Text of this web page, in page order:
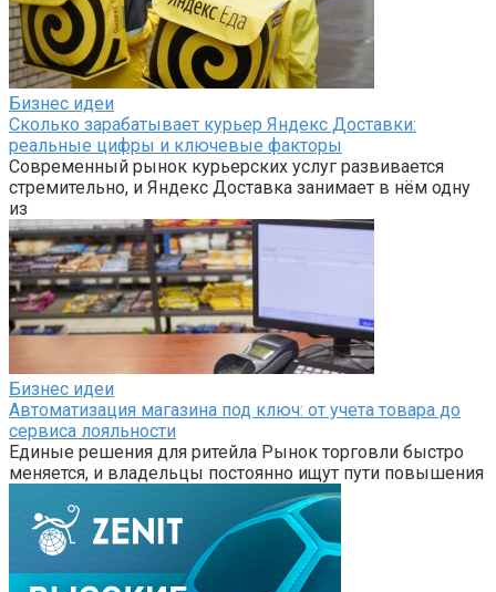
Бизнес идеи
Сколько зарабатывает курьер Яндекс Доставки:
реальные цифры и ключевые факторы
Современный рынок курьерских услуг развивается
стремительно, и Яндекс Доставка занимает в нём одну
из
Бизнес идеи
Автоматизация магазина под ключ: от учета товара до
сервиса лояльности
Единые решения для ритейла Рынок торговли быстро
меняется, и владельцы постоянно ищут пути повышения